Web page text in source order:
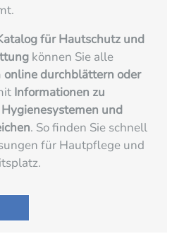
für Hautschutz und
können Sie alle
online durchblättern oder
Informationen zu
und
. So finden Sie schnell
für Hautpflege und